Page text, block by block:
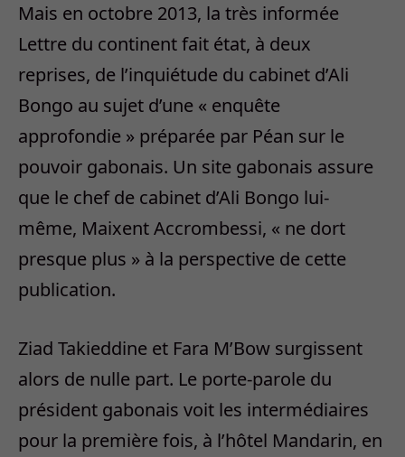
Mais en octobre 2013, la très informée
Lettre du continent fait état, à deux
reprises, de l’inquiétude du cabinet d’Ali
Bongo au sujet d’une « enquête
approfondie » préparée par Péan sur le
pouvoir gabonais. Un site gabonais assure
que le chef de cabinet d’Ali Bongo lui-
même, Maixent Accrombessi, « ne dort
presque plus » à la perspective de cette
publication.
Ziad Takieddine et Fara M’Bow surgissent
alors de nulle part. Le porte-parole du
président gabonais voit les intermédiaires
pour la première fois, à l’hôtel Mandarin, en